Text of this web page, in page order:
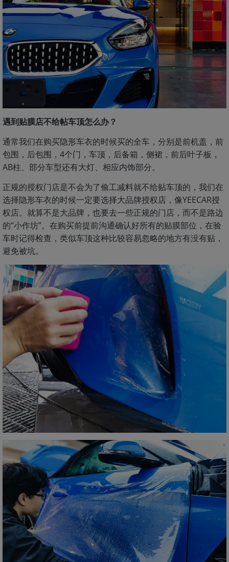
遇到贴膜店不给帖车顶怎么办？
通常我们在购买隐形车衣的时候买的全车，分别是前机盖，前
包围，后包围，4个门，车顶，后备箱，侧裙，前后叶子板，
AB柱、部分车型还有大灯、相应内饰部分。
正规的授权门店是不会为了偷工减料就不给贴车顶的，我们在
选择隐形车衣的时候一定要选择大品牌授权店，像YEECAR授
权店。就算不是大品牌，也要去一些正规的门店，而不是路边
的“小作坊”。在购买前提前沟通确认好所有的贴膜部位，在验
车时记得检查，类似车顶这种比较容易忽略的地方有没有贴，
避免被坑。